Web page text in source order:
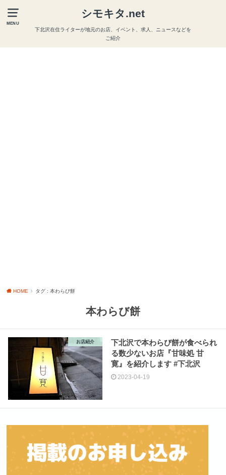
MENU
シモキタ.net
下北沢在住ライターが地元のお店、イベント、求人、ニュースなどを
ご紹介
HOME タグ : 本わらび餅
本わらび餅
お店紹介
下北沢で本わらび餅が食べられ
る数少ないお店『甘味処 甘
寛』を紹介します #下北沢
2023-04-19